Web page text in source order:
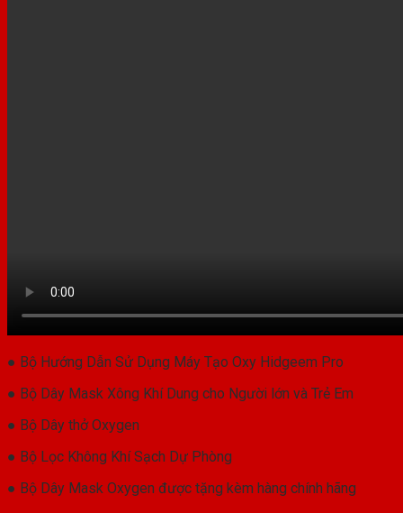
● Bộ Hướng Dẫn Sử Dụng Máy Tạo Oxy Hidgeem Pro
● Bộ Dây Mask Xông Khí Dung cho Người lớn và Trẻ Em
● Bộ Dây thở Oxygen
● Bộ Lọc Không Khí Sạch Dự Phòng
● Bộ Dây Mask Oxygen được tặng kèm hàng chính hãng